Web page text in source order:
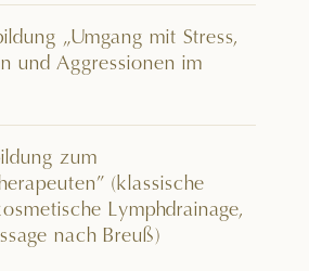
„Umgang mit Stress,
und Aggressionen im
zum
(klassische
Lymphdrainage,
nach Breuß)